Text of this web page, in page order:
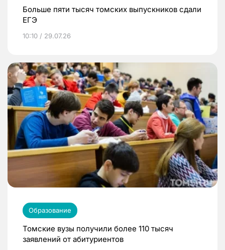
Больше пяти тысяч томских выпускников сдали
ЕГЭ
10:10 / 29.07.26
Образование
Томские вузы получили более 110 тысяч
заявлений от абитуриентов